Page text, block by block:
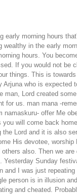
early morning hours
in the early
hours. You
If you would not be
things. This is
who is expected
man, Lord created
for us. man mana -
offer Me
will come back
Lord and it is also
His devotee,
also. Then we
Sunday
and I was just
person is in illusion
and cheated.